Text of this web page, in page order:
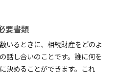
要書類
いるときに、相続財産をどのよ
話し合いのことです。誰に何を
決めることができます。これ